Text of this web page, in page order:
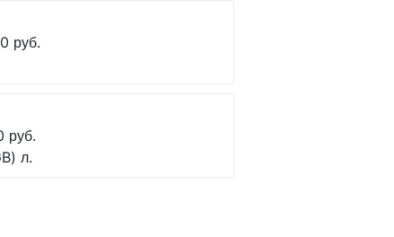
руб.
руб.
л.